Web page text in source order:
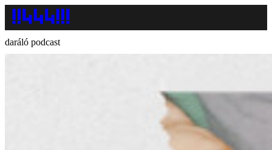
daráló podcast